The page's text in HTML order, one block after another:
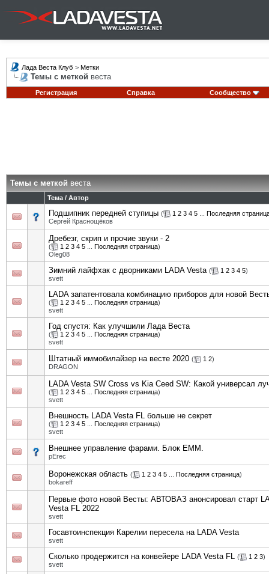
Лада Веста Клуб > Метки
Темы с меткой веста
Регистрация Справка Сообщество
Темы с меткойвеста
Тема / Автор
Подшипник передней ступицы ( 1 2 3 4 5
Последняя
Сергей Краснощёков
Дребезг, скрип и прочие звуки - 2
( 1 2 3 4 5 Последняя страница)
Oleg08
Зимний лайфхак с дворниками LADA Vesta ( 1 2 3 4 5)
svett
LADA запатентовала комбинацию приборов для новой
( 1 2 3 4 5 Последняя страница)
svett
Год спустя: Как улучшили Лада Веста
( 1 2 3 4 5 Последняя страница)
svett
Штатный иммобилайзер на весте 2020 ( 1 2)
DRAGON
LADA Vesta SW Cross vs Kia Ceed SW: Какой универсал
( 1 2 3 4 5 Последняя страница)
svett
Внешность LADA Vesta FL больше не секрет
( 1 2 3 4 5 Последняя страница)
svett
Внешнее управление фарами. Блок EMM.
pErec
Воронежская область ( 1 2 3 4 5 Последняя страница)
bokareff
Первые фото новой Весты: АВТОВАЗ анонсировал старт
Vesta FL 2022
svett
Госавтоинспекция Карелии пересела на LADA Vesta
svett
Сколько продержится на конвейере LADA Vesta FL ( 1 2 3)
svett